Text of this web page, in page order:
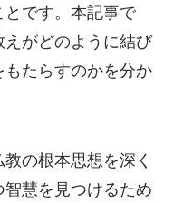
とです。本記事で
がどのように結び
たらすのかを分か
の根本思想を深く
慧を見つけるため